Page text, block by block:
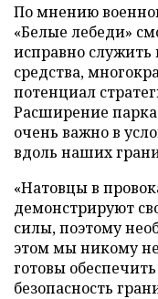
По мнению
«Белые лебеди»
исправно служить
средства,
потенциал
Расширение
очень важно в
вдоль наших
«Натовцы в
демонстрируют
силы, поэтому
этом мы никому
готовы
безопасность